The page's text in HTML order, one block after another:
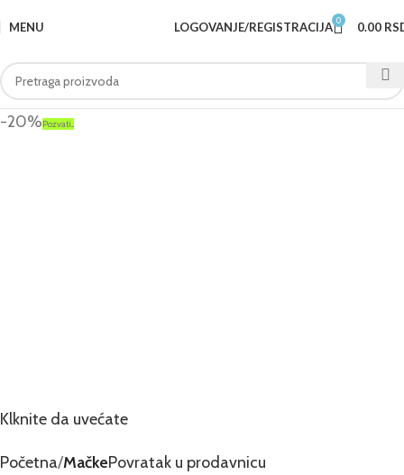
MENU LOGOVANJE/REGISTRACIJA 0 0.00
-20%Pozvati...
Klknite da uvećate
Početna MačkePovratak u prodavnicu